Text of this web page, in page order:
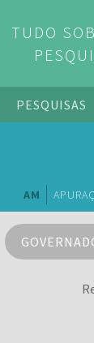
TUDO
PESQUISAS
AM